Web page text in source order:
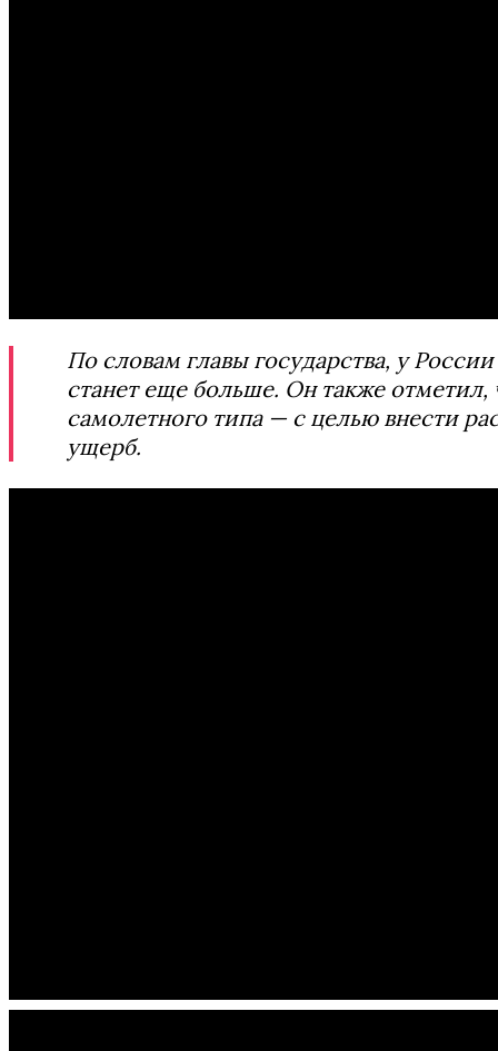
По словам главы государства, у
станет еще больше. Он также отметил,
самолетного типа — с целью внести
ущерб.